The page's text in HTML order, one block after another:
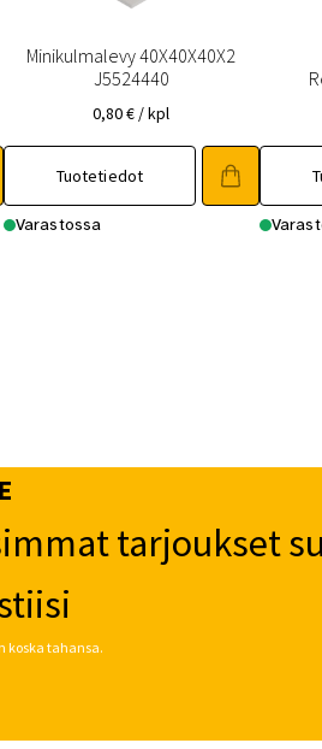
Minikulmalevy 40X40X40X2
J5524440
0,80€ / kpl
Tuotetiedot
Varastossa
tarjoukset
koska tahansa.